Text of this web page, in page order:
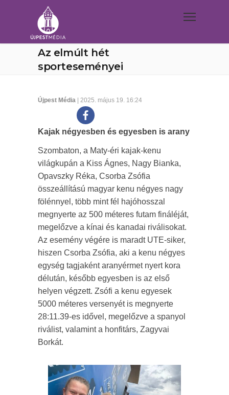
Az elmúlt hét
sporteseményei
Újpest Média | 2025. május 19. 16:24
Kajak négyesben és egyesben is arany
Szombaton, a Maty-éri kajak-kenu
világkupán a Kiss Ágnes, Nagy Bianka,
Opavszky Réka, Csorba Zsófia
összeállítású magyar kenu négyes nagy
fölénnyel, több mint fél hajóhosszal
megnyerte az 500 méteres futam fináléját,
megelőzve a kínai és kanadai riválisokat.
Az esemény végére is maradt UTE-siker,
hiszen Csorba Zsófia, aki a kenu négyes
egység tagjaként aranyérmet nyert kora
délután, később egyesben is az első
helyen végzett. Zsófi a kenu egyesek
5000 méteres versenyét is megnyerte
28:11.39-es idővel, megelőzve a spanyol
riválist, valamint a honfitárs, Zagyvai
Borkát.